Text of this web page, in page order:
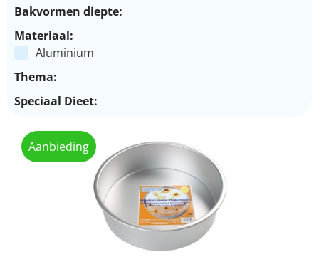
Bakvormen diepte:
Materiaal:
Aluminium
Thema:
Speciaal Dieet:
Aanbieding